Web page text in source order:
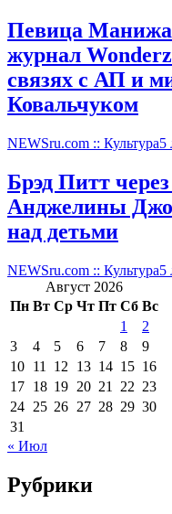
Певица Манижа
журнал
связях с АП и
Ковальчуком
NEWSru.com :: Культура5
Брэд Питт
Анджелины
над детьми
NEWSru.com :: Культура5
Август 2026
Пн Вт Ср Чт Пт Сб Вс
1
2
3
4 5 6 7 8
9
10 11 12 13 14 15 16
17 18 19 20 21 22 23
24 25 26 27 28 29 30
31
« Июл
Рубрики